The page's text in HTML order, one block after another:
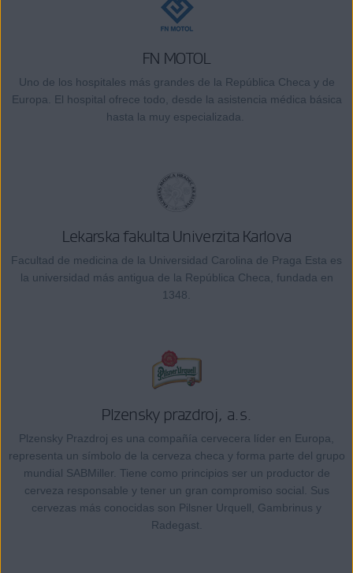
FN MOTOL
Uno de los hospitales más grandes de la República Checa y de
Europa. El hospital ofrece todo, desde la asistencia médica básica
hasta la muy especializada.
Lekarska fakulta Univerzita Karlova
Facultad de medicina de la Universidad Carolina de Praga Esta es
la universidad más antigua de la República Checa, fundada en
1348.
Plzensky prazdroj, a.s.
Plzensky Prazdroj es una compañía cervecera líder en Europa,
representa un símbolo de la cerveza checa y forma parte del grupo
mundial SABMiller. Tiene como principios ser un productor de
cerveza responsable y tener un gran compromiso social. Sus
cervezas más conocidas son Pilsner Urquell, Gambrinus y
Radegast.